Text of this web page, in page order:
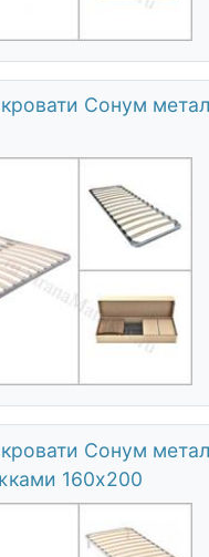
Сонум
Сонум
160х200